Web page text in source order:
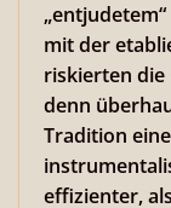
mit der
riskierten die
denn
Tradition
effizienter,